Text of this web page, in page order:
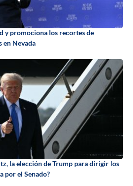
y promociona los recortes de
en Nevada
la elección de Trump para dirigir los
por el Senado?